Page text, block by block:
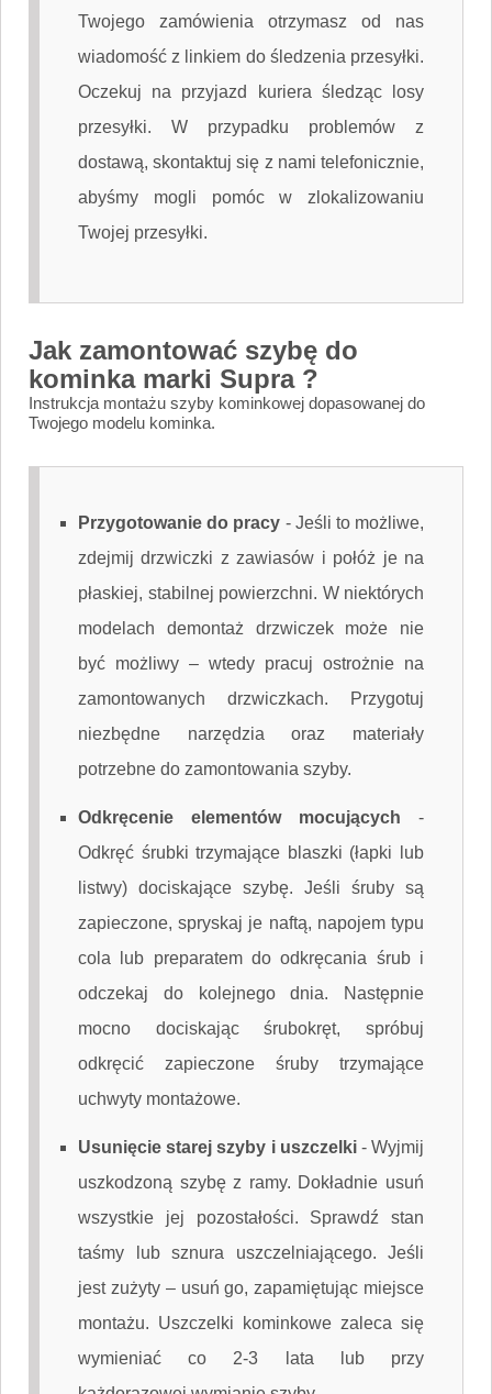
Twojego zamówienia otrzymasz od nas
wiadomość z linkiem do śledzenia przesyłki.
Oczekuj na przyjazd kuriera śledząc losy
przesyłki. W przypadku problemów z
dostawą, skontaktuj się z nami telefonicznie,
abyśmy mogli pomóc w zlokalizowaniu
Twojej przesyłki.
Jak zamontować szybę do
kominka marki Supra ?
Instrukcja montażu szyby kominkowej dopasowanej do
Twojego modelu kominka.
Przygotowanie do pracy - Jeśli to możliwe,
zdejmij drzwiczki z zawiasów i połóż je na
płaskiej, stabilnej powierzchni. W niektórych
modelach demontaż drzwiczek może nie
być możliwy – wtedy pracuj ostrożnie na
zamontowanych drzwiczkach. Przygotuj
niezbędne narzędzia oraz materiały
potrzebne do zamontowania szyby.
Odkręcenie elementów mocujących -
Odkręć śrubki trzymające blaszki (łapki lub
listwy) dociskające szybę. Jeśli śruby są
zapieczone, spryskaj je naftą, napojem typu
cola lub preparatem do odkręcania śrub i
odczekaj do kolejnego dnia. Następnie
mocno dociskając śrubokręt, spróbuj
odkręcić zapieczone śruby trzymające
uchwyty montażowe.
Usunięcie starej szyby i uszczelki-Wyjmij
uszkodzoną szybę z ramy. Dokładnie usuń
wszystkie jej pozostałości. Sprawdź stan
taśmy lub sznura uszczelniającego. Jeśli
jest zużyty – usuń go, zapamiętując miejsce
montażu. Uszczelki kominkowe zaleca się
wymieniać co 2-3 lata lub przy